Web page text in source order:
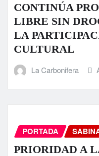
CONTINÚA
LIBRE SIN
LA
CULTURAL
La Carbonifera
PORTADA
PRIORIDAD A